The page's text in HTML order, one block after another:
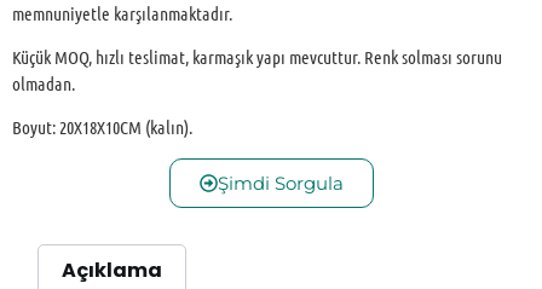
memnuniyetle karşılanmaktadır.
Küçük MOQ, hızlı teslimat, karmaşık yapı mevcuttur. Renk solması sorunu
olmadan.
Boyut: 20X18X10CM (kalın).
Şimdi Sorgula
Açıklama